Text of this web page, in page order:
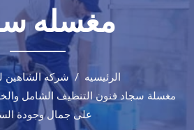
مغسله
الرئيسيه
شركه الشاهين
مغسلة سجاد فنون التنظيف الشامل
على جمال وجودة